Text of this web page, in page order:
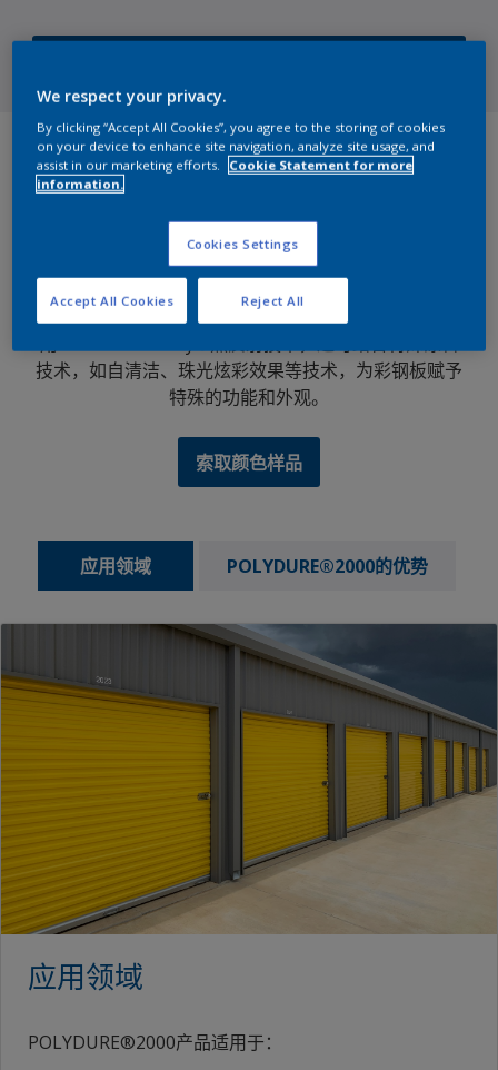
概述
品体系，专为建筑用途而设计，适用于生产制造各种颜
色规格的建筑用途彩钢板。亚洲境内一般环境下，
POLYDURE®2000标准产品可保20年漆膜完整性，10
年抗褪色抗粉化。POLYDURE®2000涂料体系已默认采
技术，如自清洁、珠光炫彩效果等技术，为彩钢板赋予
特殊的功能和外观。
索取颜色样品
应用领域 POLYDURE®2000的优势
应用领域
POLYDURE®2000产品适用于：
We respect your privacy.
By clicking “Accept All Cookies”, you agree to the storing of cookies
on your device to enhance site navigation, analyze site usage, and
assist in our marketing efforts.
Cookie Statement for more
information.
Cookies Settings
Reject All
Accept All Cookies